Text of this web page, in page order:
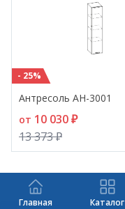
- 25%
Антресоль АН-3001
от 10 030 ₽
13 373 ₽
Главная Каталог